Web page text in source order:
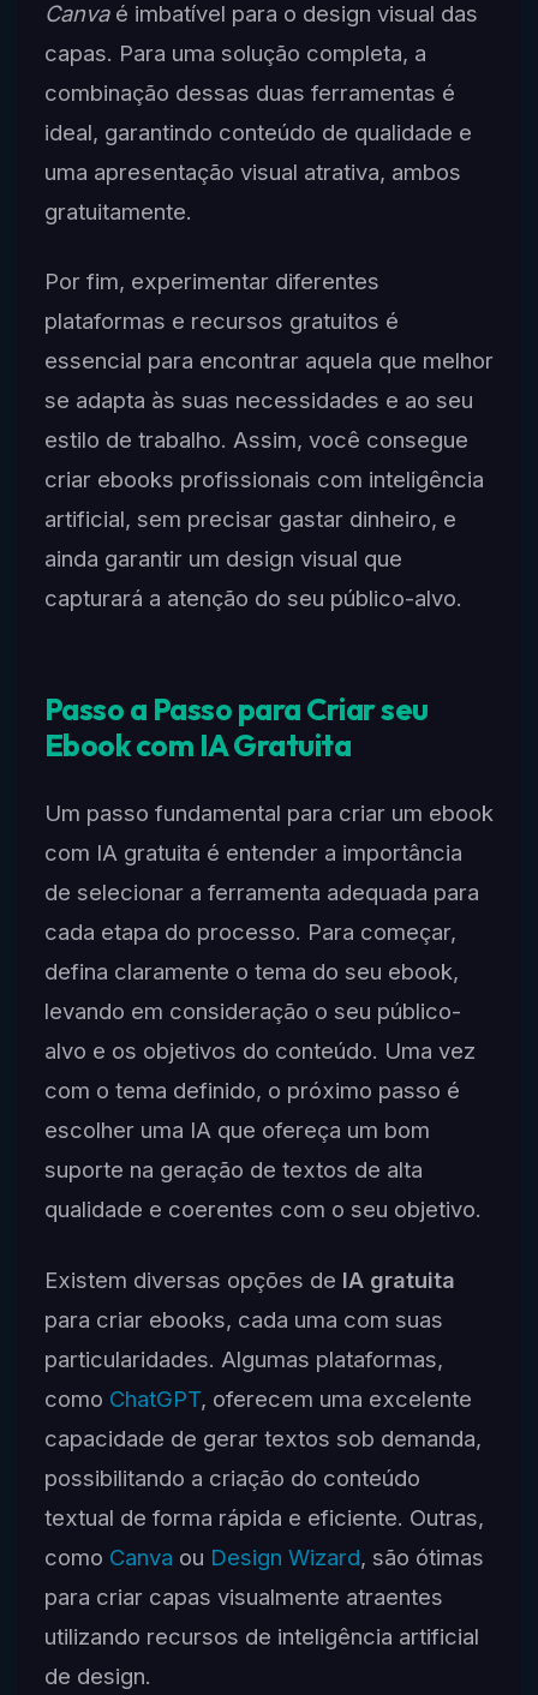
Canvaé imbatível para o design visual das
capas. Para uma solução completa, a
combinação dessas duas ferramentas é
ideal, garantindo conteúdo de qualidade e
uma apresentação visual atrativa, ambos
gratuitamente.
Por fim, experimentar diferentes
plataformas e recursos gratuitos é
essencial para encontrar aquela que melhor
se adapta às suas necessidades e ao seu
estilo de trabalho. Assim, você consegue
criar ebooks profissionais com inteligência
artificial, sem precisar gastar dinheiro, e
ainda garantir um design visual que
capturará a atenção do seu público-alvo.
Passo a Passo para Criar seu
Ebook com IA Gratuita
Um passo fundamental para criar um ebook
com IA gratuita é entender a importância
de selecionar a ferramenta adequada para
cada etapa do processo. Para começar,
defina claramente o tema do seu ebook,
levando em consideração o seu público-
alvo e os objetivos do conteúdo. Uma vez
com o tema definido, o próximo passo é
escolher uma IA que ofereça um bom
suporte na geração de textos de alta
qualidade e coerentes com o seu objetivo.
Existem diversas opções de IA gratuita
para criar ebooks, cada uma com suas
particularidades. Algumas plataformas,
como ChatGPT, oferecem uma excelente
capacidade de gerar textos sob demanda,
possibilitando a criação do conteúdo
textual de forma rápida e eficiente. Outras,
como Canva ou Design Wizard, são ótimas
para criar capas visualmente atraentes
utilizando recursos de inteligência artificial
de design.